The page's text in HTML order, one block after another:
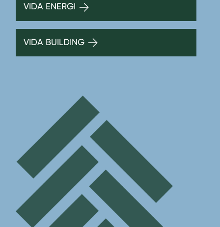
VIDA ENERGI
VIDA BUILDING